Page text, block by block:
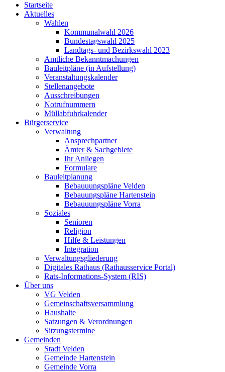
Startseite
Aktuelles
Wahlen
Kommunalwahl 2026
Bundestagswahl 2025
Landtags- und Bezirkswahl 2023
Amtliche Bekanntmachungen
Bauleitpläne (in Aufstellung)
Veranstaltungskalender
Stellenangebote
Ausschreibungen
Notrufnummern
Müllabfuhrkalender
Bürgerservice
Verwaltung
Ansprechpartner
Ämter & Sachgebiete
Ihr Anliegen
Formulare
Bauleitplanung
Bebauuungspläne Velden
Bebauungspläne Hartenstein
Bebauuungspläne Vorra
Soziales
Senioren
Religion
Hilfe & Leistungen
Integration
Verwaltungsgliederung
Digitales Rathaus (Rathausservice Portal)
Rats-Informations-System (RIS)
Über uns
VG Velden
Gemeinschaftsversammlung
Haushalte
Satzungen & Verordnungen
Sitzungstermine
Gemeinden
Stadt Velden
Gemeinde Hartenstein
Gemeinde Vorra